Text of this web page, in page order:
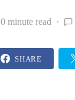
0 minute read
SHARE